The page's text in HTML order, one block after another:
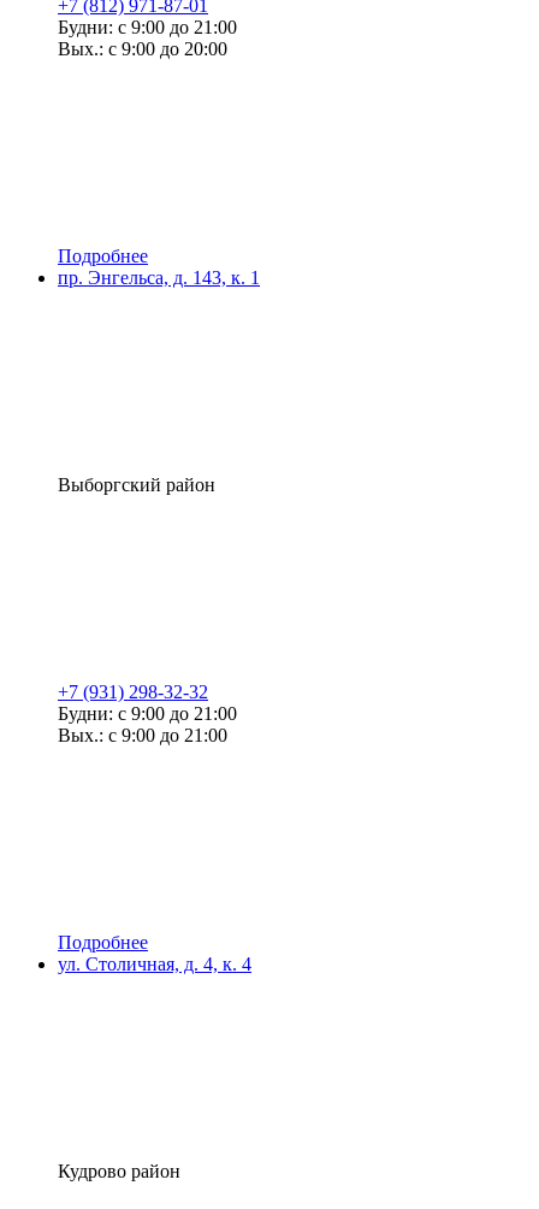
+7 (812) 971-87-01
Будни: с 9:00 до 21:00
Вых.: с 9:00 до 20:00
Подробнее
пр. Энгельса, д. 143, к. 1
Выборгский район
+7 (931) 298-32-32
Будни: с 9:00 до 21:00
Вых.: с 9:00 до 21:00
Подробнее
ул. Столичная, д. 4, к. 4
Кудрово район